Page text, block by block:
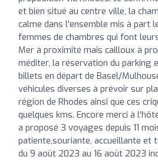
et bien situé au centre ville, la
calme dans l'ensemble mis à part
femmes de chambres qui font
Mer à proximité mais cailloux à
méditer, la réservation du parking
billets en départ de Basel/
véhicules diverses à prévoir sur
région de Rhodes ainsi que ces
quelques kms. Encore merci à
a proposé 3 voyages depuis 11
patiente,souriante, accueillante et
du 9 août 2023 au 16 août 2023